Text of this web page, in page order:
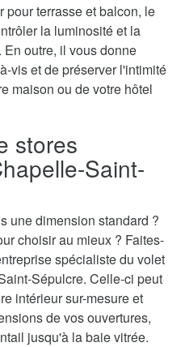
pour terrasse et balcon, le
la luminosité et la
outre, il vous donne
vis et de préserver l'intimité
maison ou de votre hôtel
stores
Saint-
une dimension standard ?
choisir au mieux ? Faites-
spécialiste du volet
Sépulcre. Celle-ci peut
intérieur sur-mesure et
de vos ouvertures,
jusqu'à la baie vitrée.